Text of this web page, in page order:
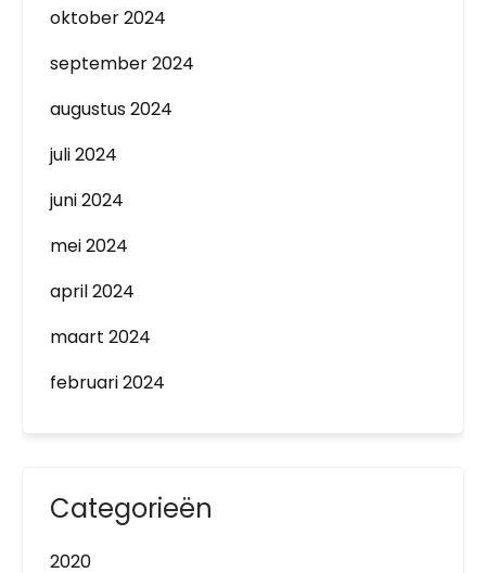
oktober 2024
september 2024
augustus 2024
juli 2024
juni 2024
mei 2024
april 2024
maart 2024
februari 2024
Categorieën
2020